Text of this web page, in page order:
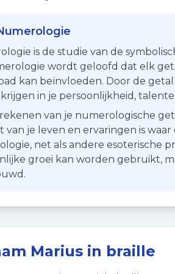
is de studie van de
wordt geloofd dat elk
kan beïnvloeden. Door de
in je persoonlijkheid,
van je numerologische
van je leven en ervaringen is
net als andere esoterische
groei kan worden gebruikt,
Marius in braille